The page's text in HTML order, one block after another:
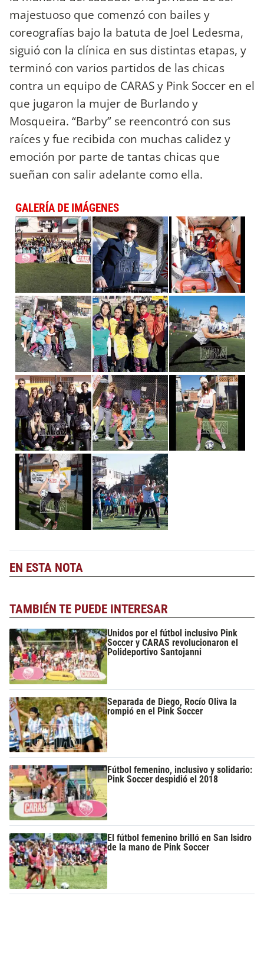
majestuoso que comenzó con bailes y
coreografías bajo la batuta de Joel Ledesma,
siguió con la clínica en sus distintas etapas, y
terminó con varios partidos de las chicas
contra un equipo de CARAS y Pink Soccer en el
que jugaron la mujer de Burlando y
Mosqueira. “Barby” se reencontró con sus
raíces y fue recibida con muchas calidez y
emoción por parte de tantas chicas que
sueñan con salir adelante como ella.
GALERÍA DE IMÁGENES
EN ESTA NOTA
TAMBIÉN TE PUEDE INTERESAR
Unidos por el fútbol inclusivo Pink
Soccer y CARAS revolucionaron el
Polideportivo Santojanni
Separada de Diego, Rocío Oliva la
rompió en el Pink Soccer
Fútbol femenino, inclusivo y solidario:
Pink Soccer despidió el 2018
El fútbol femenino brilló en San Isidro
de la mano de Pink Soccer